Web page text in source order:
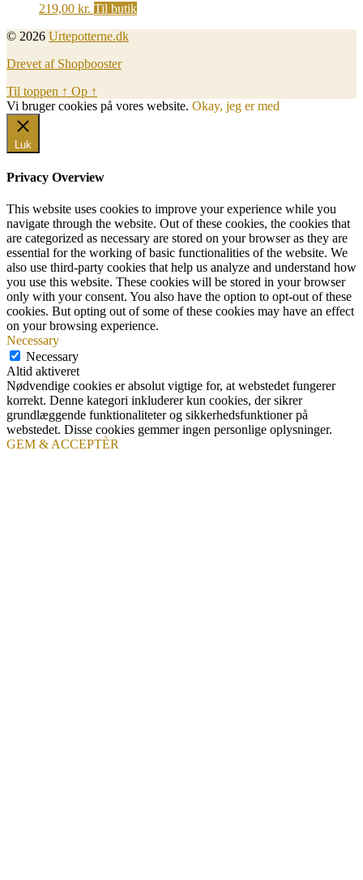
219,00 kr. Til butik
© 2026 Urtepotterne.dk
Drevet af Shopbooster
Til toppen ↑ Op ↑
Vi bruger cookies på vores website. Okay, jeg er med
Luk
Privacy Overview
This website uses cookies to improve your experience while you
navigate through the website. Out of these cookies, the cookies that
are categorized as necessary are stored on your browser as they are
essential for the working of basic functionalities of the website. We
also use third-party cookies that help us analyze and understand how
you use this website. These cookies will be stored in your browser
only with your consent. You also have the option to opt-out of these
cookies. But opting out of some of these cookies may have an effect
on your browsing experience.
Necessary
Necessary
Altid aktiveret
Nødvendige cookies er absolut vigtige for, at webstedet fungerer
korrekt. Denne kategori inkluderer kun cookies, der sikrer
grundlæggende funktionaliteter og sikkerhedsfunktioner på
webstedet. Disse cookies gemmer ingen personlige oplysninger.
GEM & ACCEPTÈR